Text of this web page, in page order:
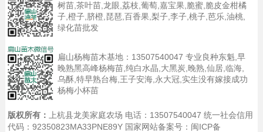
树苗,茶叶苗,龙眼,荔枝,葡萄,嘉宝果,脆蜜,脆皮金柑橘
子,橙子,脐橙,琵琶,百香果,梨子,李子,桃子,芭乐,油桃,
绿化苗批发
扁山杨梅苗木基地： 13507540047 专业良种东魁,早
晚熟黑高峰杨梅苗,纯白水晶,大黑炭,晚熟,仙居,临海,
乌酥,特早熟台梅,王子安海,永大冠,实生没有嫁接成功
杨梅小杯苗
版权所有：
上杭县龙美家庭农场 电话：13507540047 统一社会信用
代码：92350823MA33PNE89Y 国家网站备案号： 闽ICP备